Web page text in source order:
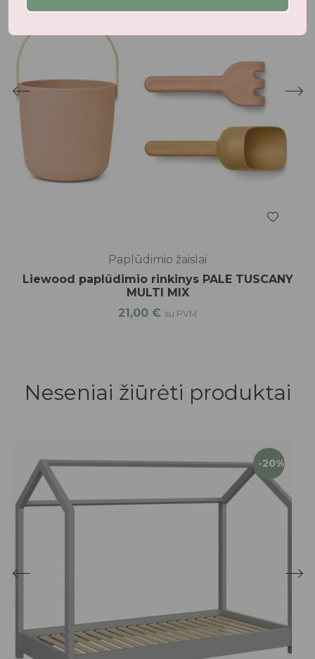
Paplūdimio žaislai
Liewood paplūdimio rinkinys PALE TUSCANY
MULTI MIX
21,00 € su PVM
Neseniai žiūrėti produktai
-20%